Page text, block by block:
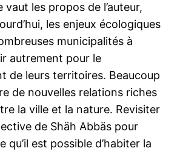
vaut les propos de l’auteur,
les enjeux écologiques
municipalités à
autrement pour le
de leurs territoires. Beaucoup
de nouvelles relations riches
la ville et la nature. Revisiter
de Shäh Abbäs pour
qu’il est possible d’habiter la